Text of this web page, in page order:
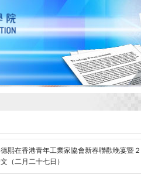
熙在香港青年工業家協會新春聯歡晚宴暨
（二月二十七日）